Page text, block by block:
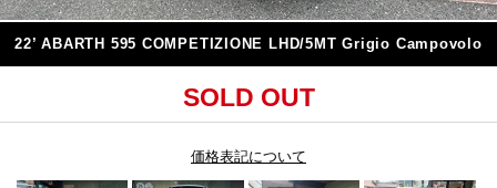
22’ ABARTH 595 COMPETIZIONE LHD/5MT Grigio Campovolo
SOLD OUT
価格表記について